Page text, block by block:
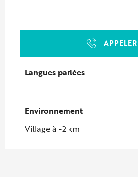
APPELER
Langues parlées
Langues parlées
Environnement
Environnement
Village à -2 km